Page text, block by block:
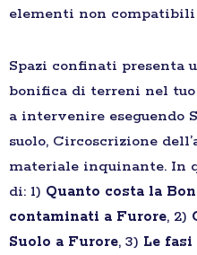
elementi non compatibili
Spazi confinati presenta
bonifica di terreni nel tuo
a intervenire eseguendo
suolo, Circoscrizione
materiale inquinante. In
di: 1) Quanto costa la
contaminati a Furore, 2)
Suolo a Furore, 3) Le